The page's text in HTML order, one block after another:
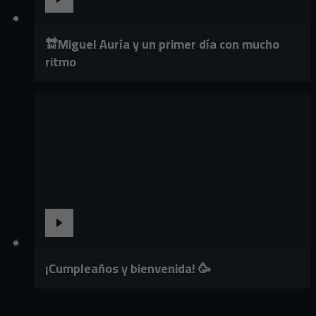
🔛Miguel Auría y un primer día con mucho
ritmo
¡Cumpleaños y bienvenida! 🥳